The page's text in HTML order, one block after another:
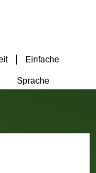
Einfache
Sprache